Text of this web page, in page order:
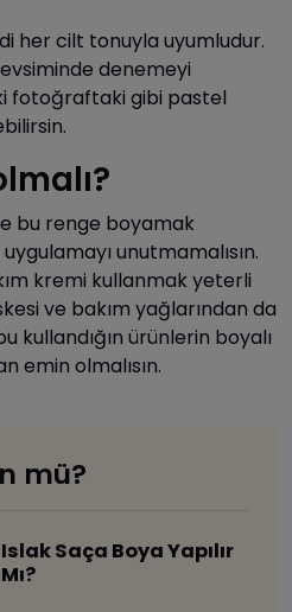
her cilt tonuyla uyumludur.
denemeyi
fotoğraftaki gibi pastel
bu renge boyamak
unutmamalısın.
kremi kullanmak yeterli
ve bakım yağlarından da
kullandığın ürünlerin boyalı
emin olmalısın.
mü?
Islak Saça Boya Yapılır
Mı?